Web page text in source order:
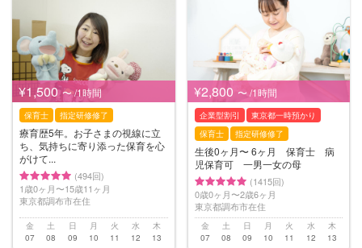
¥1,500 〜 /1時間
保育士 指定研修修了
療育歴5年。お子さまの視線に立
ち、気持ちに寄り添った保育を心
がけて...
(494回)
1歳0ヶ月〜15歳11ヶ月
東京都調布市在住
金
07
土
08
日
09
月
10
火
11
水
12
木
13
¥2,800 〜 /1時間
企業型割引
東京都一時預かり
保育士
指定研修修了
生後0ヶ月〜 6ヶ月 保育士 病
児保育可 一男一女の母
(1415回)
0歳0ヶ月〜2歳6ヶ月
東京都調布市在住
金
07
土
08
日
09
月
10
火
11
水
12
木
13